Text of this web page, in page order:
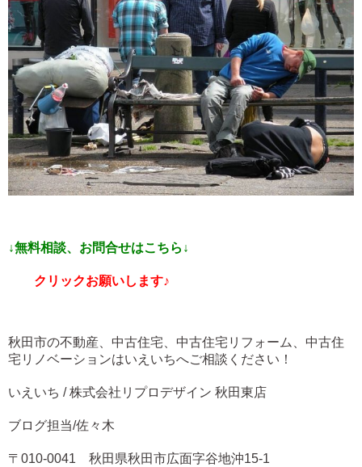
↓無料相談、お問合せはこちら↓
クリックお願いします♪
秋田市の不動産、中古住宅、中古住宅リフォーム、中古住
宅リノベーションはいえいちへご相談ください！
いえいち / 株式会社リプロデザイン 秋田東店
ブログ担当/佐々木
〒010-0041 秋田県秋田市広面字谷地沖15-1